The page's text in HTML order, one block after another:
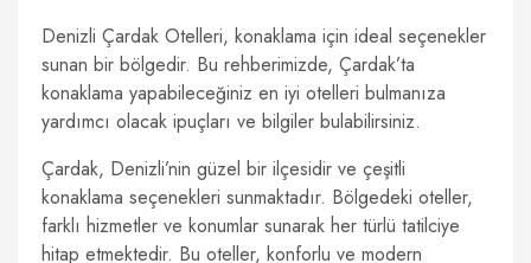
Denizli Çardak Otelleri, konaklama için ideal seçenekler
sunan bir bölgedir. Bu rehberimizde, Çardak’ta
konaklama yapabileceğiniz en iyi otelleri bulmanıza
yardımcı olacak ipuçları ve bilgiler bulabilirsiniz.
Çardak, Denizli’nin güzel bir ilçesidir ve çeşitli
konaklama seçenekleri sunmaktadır. Bölgedeki oteller,
farklı hizmetler ve konumlar sunarak her türlü tatilciye
hitap etmektedir. Bu oteller, konforlu ve modern